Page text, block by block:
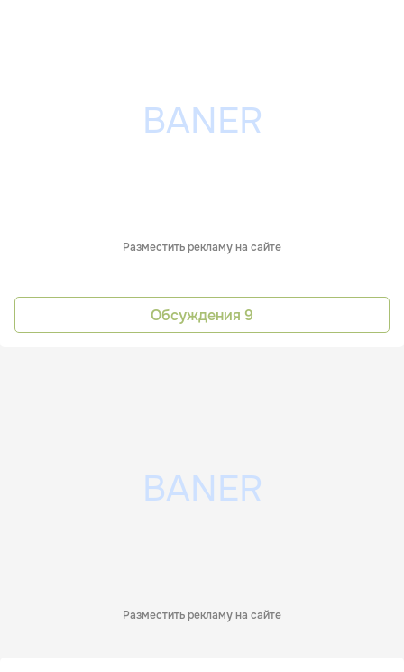
Разместить рекламу на сайте
Обсуждения 9
Разместить рекламу на сайте